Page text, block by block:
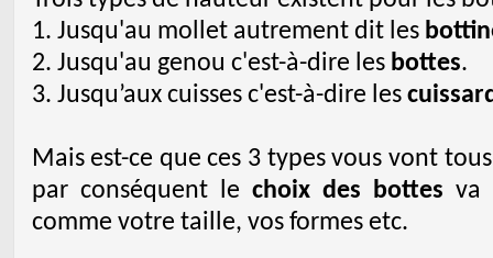
1. Jusqu'au mollet autrement dit les
2. Jusqu'au genou c'est-à-dire les bottes.
3. Jusqu’aux cuisses c'est-à-dire les
Mais est-ce que ces 3 types vous vont
par conséquent le choix des bottes va
comme votre taille, vos formes etc.